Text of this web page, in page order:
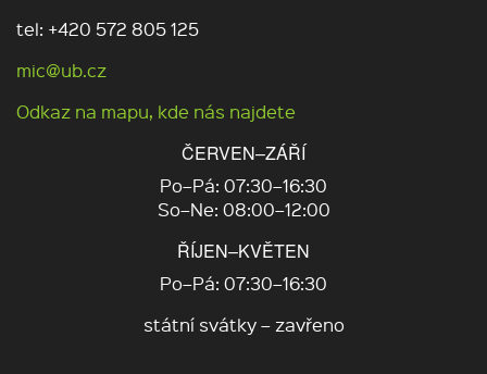
tel: +420 572 805 125
mic@ub.cz
Odkaz na mapu, kde nás najdete
ČERVEN–ZÁŘÍ
Po–Pá: 07:30–16:30
So–Ne: 08:00–12:00
ŘÍJEN–KVĚTEN
Po–Pá: 07:30–16:30
státní svátky – zavřeno